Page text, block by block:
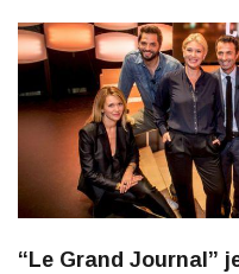
“Le Grand Journal”